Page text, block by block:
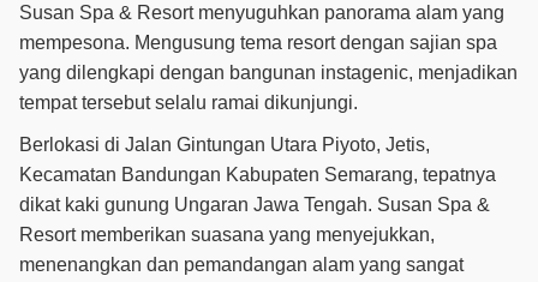
Susan Spa & Resort menyuguhkan panorama alam yang
mempesona. Mengusung tema resort dengan sajian spa
yang dilengkapi dengan bangunan instagenic, menjadikan
tempat tersebut selalu ramai dikunjungi.
Berlokasi di Jalan Gintungan Utara Piyoto, Jetis,
Kecamatan Bandungan Kabupaten Semarang, tepatnya
dikat kaki gunung Ungaran Jawa Tengah. Susan Spa &
Resort memberikan suasana yang menyejukkan,
menenangkan dan pemandangan alam yang sangat